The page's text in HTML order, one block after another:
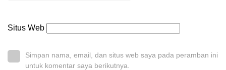
Situs Web
Simpan nama, email, dan situs web saya pada peramban ini
untuk komentar saya berikutnya.